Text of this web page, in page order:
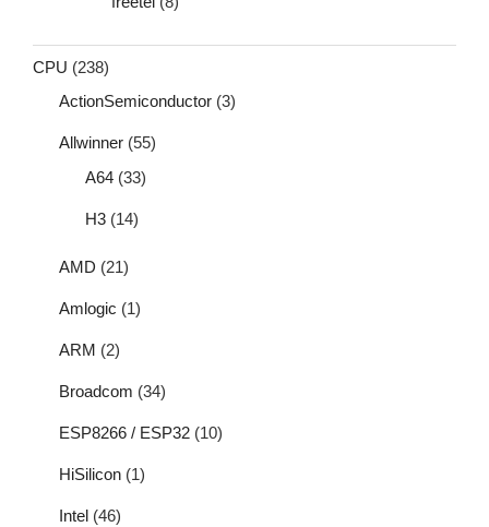
CPU (238)
ActionSemiconductor (3)
Allwinner (55)
A64 (33)
H3 (14)
AMD (21)
Amlogic (1)
ARM (2)
Broadcom (34)
ESP8266 / ESP32 (10)
HiSilicon (1)
Intel (46)